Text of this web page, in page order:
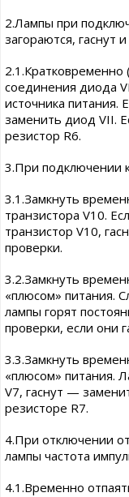
2.Лампы при
загораются, гаснут
соединения диода
источника питания.
заменить диод VII.
резистор R6.
3.При подключении
3.1.Замкнуть
транзистора V10.
транзистор V10,
проверки.
3.2.Замкнуть
«плюсом» питания.
лампы горят
проверки, если они
3.3.Замкнуть
«плюсом» питания.
V7, гаснут —
резисторе R7.
4.При отключении
лампы частота
4.1.Временно